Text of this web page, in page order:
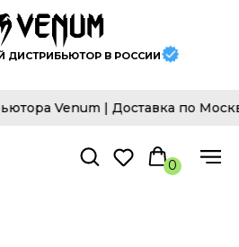
В РОССИИ
Venum | Доставка по
0